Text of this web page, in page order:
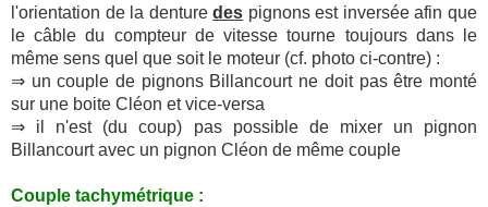
l'orientation de la denturedes pignons est inversée afin que
le câble du compteur de vitesse tourne toujours dans le
même sens quel que soit le moteur (cf. photo ci-contre) :
⇒ un couple de pignons Billancourt ne doit pas être monté
sur une boite Cléon et vice-versa
⇒ il n'est (du coup) pas possible de mixer un pignon
Billancourt avec un pignon Cléon de même couple
Couple tachymétrique :